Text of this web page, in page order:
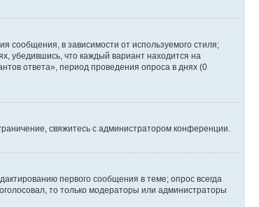
сообщения, в зависимости от используемого стиля;
убедившись, что каждый вариант находится на
ответа», период проведения опроса в днях (0
свяжитесь с администратором конференции.
первого сообщения в теме; опрос всегда
то только модераторы или администраторы